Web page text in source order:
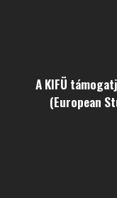
A KIFÜ
(European